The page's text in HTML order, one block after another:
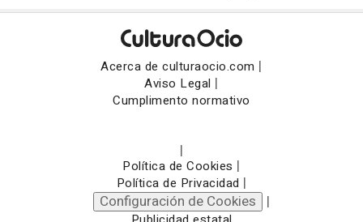
Acerca de culturaocio.com |
Aviso Legal |
Cumplimento normativo
|
Política de Cookies |
Política de Privacidad |
Configuración de Cookies |